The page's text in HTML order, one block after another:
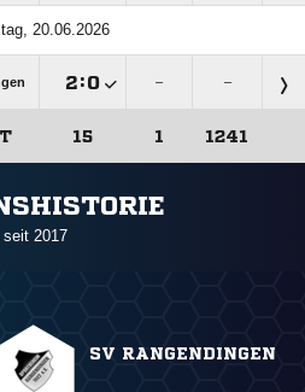
20.06.2026
: – –
15 1 1241
seit 2017
SV RANGENDINGEN